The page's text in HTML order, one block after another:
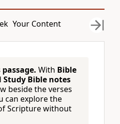
Your Content
With Bible
Study Bible notes
beside the verses
can explore the
Scripture without